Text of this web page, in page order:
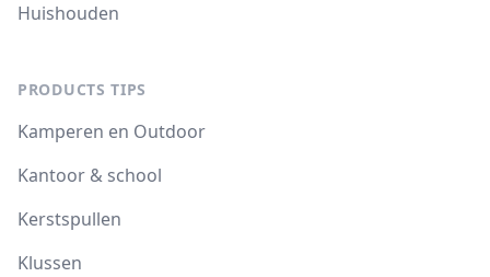
Huishouden
PRODUCTS TIPS
Kamperen en Outdoor
Kantoor & school
Kerstspullen
Klussen